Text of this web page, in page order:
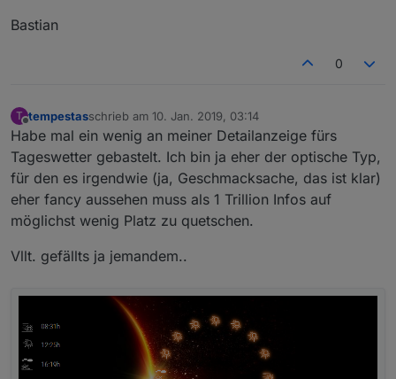
Bastian
0
T
Offline
tempestasschrieb am 10. Jan. 2019, 03:14
zuletzt editiert von
Habe mal ein wenig an meiner Detailanzeige fürs
Tageswetter gebastelt. Ich bin ja eher der optische Typ,
für den es irgendwie (ja, Geschmacksache, das ist klar)
eher fancy aussehen muss als 1 Trillion Infos auf
möglichst wenig Platz zu quetschen.
Vllt. gefällts ja jemandem..